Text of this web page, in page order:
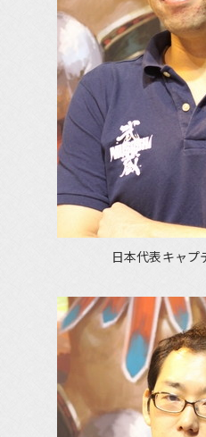
日本代表キャプ